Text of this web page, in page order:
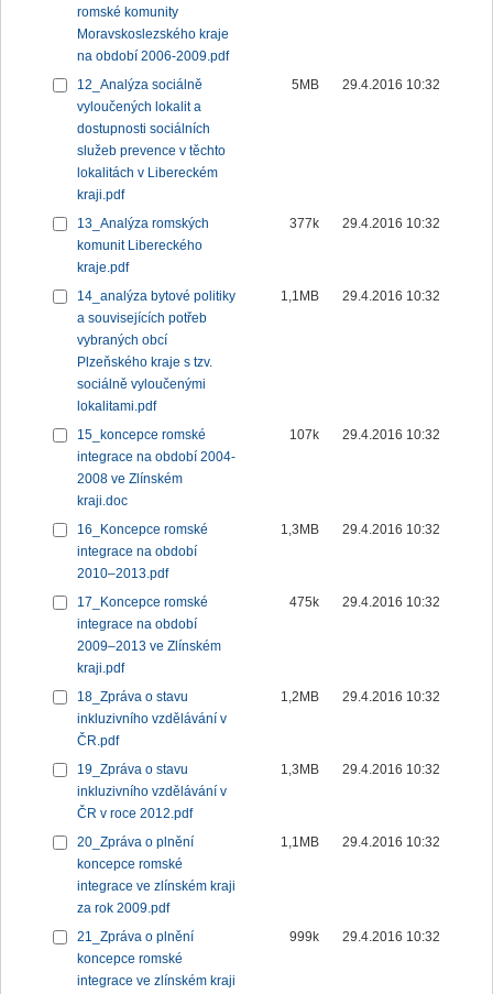
romské komunity
Moravskoslezského kraje
na období 2006-2009.pdf
12_Analýza sociálně
vyloučených lokalit a
dostupnosti sociálních
služeb prevence v těchto
lokalitách v Libereckém
kraji.pdf
5MB 29.4.2016 10:32
13_Analýza romských
komunit Libereckého
kraje.pdf
377k 29.4.2016 10:32
14_analýza bytové politiky
a souvisejících potřeb
vybraných obcí
Plzeňského kraje s tzv.
sociálně vyloučenými
lokalitami.pdf
1,1MB 29.4.2016 10:32
15_koncepce romské
integrace na období 2004-
2008 ve Zlínském
kraji.doc
107k 29.4.2016 10:32
16_Koncepce romské
integrace na období
2010–2013.pdf
1,3MB 29.4.2016 10:32
17_Koncepce romské
integrace na období
2009–2013 ve Zlínském
kraji.pdf
475k 29.4.2016 10:32
18_Zpráva o stavu
inkluzivního vzdělávání v
ČR.pdf
1,2MB 29.4.2016 10:32
19_Zpráva o stavu
inkluzivního vzdělávání v
ČR v roce 2012.pdf
1,3MB 29.4.2016 10:32
20_Zpráva o plnění
koncepce romské
integrace ve zlínském kraji
za rok 2009.pdf
1,1MB 29.4.2016 10:32
21_Zpráva o plnění
koncepce romské
integrace ve zlínském kraji
999k 29.4.2016 10:32